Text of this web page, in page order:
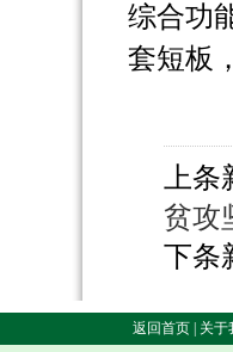
综合功
套短板
上
贫攻
下条
返回首页 | 关于